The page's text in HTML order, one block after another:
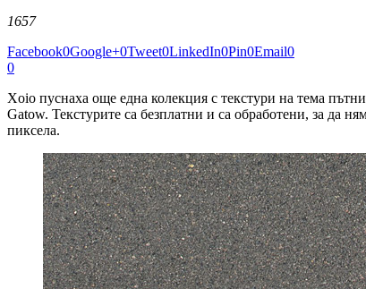
1657
Facebook0Google+0Tweet0LinkedIn0Pin0Email0
0
Xoio пуснаха още една колекция с текстури на тема
Gatow. Текстурите са безплатни и са обработени, за да
пиксела.